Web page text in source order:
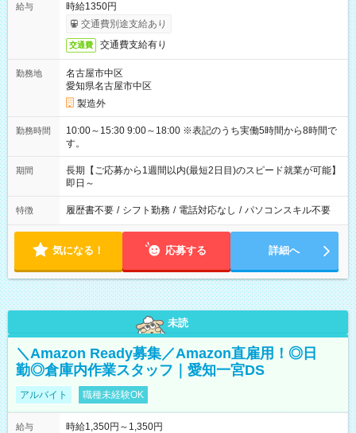
給与
時給1350円
交通費別途支給あり
交通費 交通費支給有り
勤務地
名古屋市中区
愛知県名古屋市中区
製造外
勤務時間
10:00～15:30 9:00～18:00 ※表記のうち実働5時間から8時間で
す。
期間
長期【ご応募から1週間以内(最短2日目)のスピード就業が可能】
即日～
特徴 履歴書不要 / シフト勤務 / 電話対応なし / パソコンスキル不要
気になる！ 応募する 詳細へ
未読
＼Amazon Ready募集／Amazon直雇用！◎日
勤◎倉庫内作業スタッフ｜愛知一宮DS
アルバイト 職種未経験OK
給与
時給1,350円～1,350円